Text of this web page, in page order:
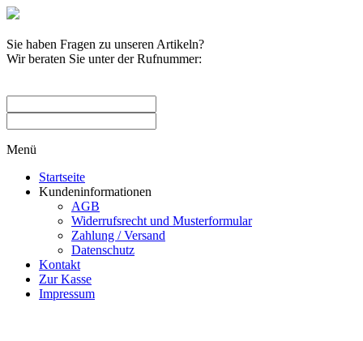
Sie haben Fragen zu unseren Artikeln?
Wir beraten Sie unter der Rufnummer:
Menü
Startseite
Kundeninformationen
AGB
Widerrufsrecht und Musterformular
Zahlung / Versand
Datenschutz
Kontakt
Zur Kasse
Impressum